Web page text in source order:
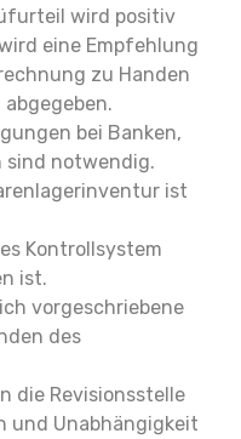
wird positiv
eine Empfehlung
zu Handen
bei Banken,
sind notwendig.
ist
Kontrollsystem
ist.
vorgeschriebene
des
die Revisionsstelle
und Unabhängigkeit